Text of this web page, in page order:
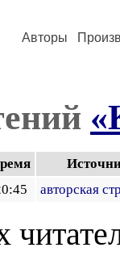
Авторы
авторская